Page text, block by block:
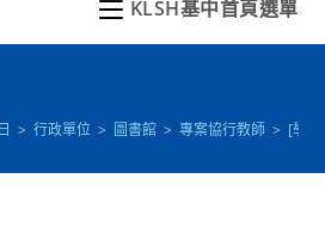
KLSH基中首頁選單
> 行政單位 > 圖書館 > 專案協行教師 > [學